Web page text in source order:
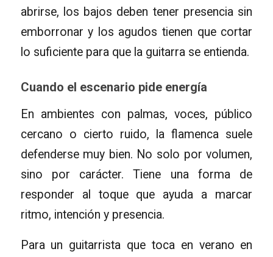
abrirse, los bajos deben tener presencia sin
emborronar y los agudos tienen que cortar
lo suficiente para que la guitarra se entienda.
Cuando el escenario pide energía
En ambientes con palmas, voces, público
cercano o cierto ruido, la flamenca suele
defenderse muy bien. No solo por volumen,
sino por carácter. Tiene una forma de
responder al toque que ayuda a marcar
ritmo, intención y presencia.
Para un guitarrista que toca en verano en